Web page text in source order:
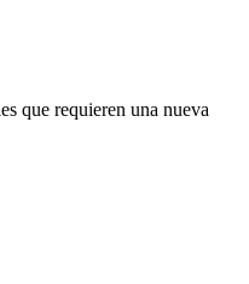
que requieren una nueva